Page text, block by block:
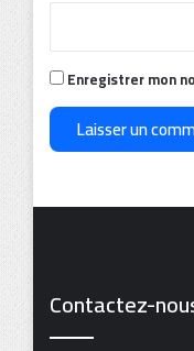
Enregistrer mon
Contactez-